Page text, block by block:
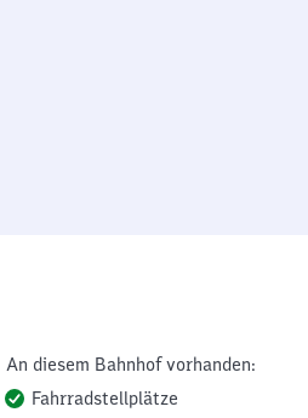
An diesem Bahnhof vorhanden:
Fahrradstellplätze